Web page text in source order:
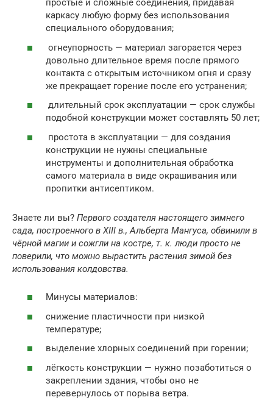
простые и сложные соединения, придавая
каркасу любую форму без использования
специального оборудования;
огнеупорность — материал загорается через
довольно длительное время после прямого
контакта с открытым источником огня и сразу
же прекращает горение после его устранения;
длительный срок эксплуатации — срок службы
подобной конструкции может составлять 50 лет;
простота в эксплуатации — для создания
конструкции не нужны специальные
инструменты и дополнительная обработка
самого материала в виде окрашивания или
пропитки антисептиком.
Знаете ли вы? Первого создателя настоящего зимнего
сада, построенного в XIII в., Альберта Мангуса, обвинили в
чёрной магии и сожгли на костре, т. к. люди просто не
поверили, что можно вырастить растения зимой без
использования колдовства.
Минусы материалов:
снижение пластичности при низкой
температуре;
выделение хлорных соединений при горении;
лёгкость конструкции — нужно позаботиться о
закреплении здания, чтобы оно не
перевернулось от порыва ветра.